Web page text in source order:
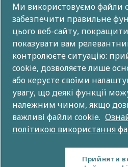
Про нас
Група компаній Atlas Copco
рішення в різних сферах
стиснення, вакуум,
енергетику. Завдяки
брендів ми забезпечуємо
майбутнє.
Ми використовуємо файли
забезпечити правильне
цього веб-сайту,
показувати вам
контролюєте ситуацію:
cookie, дозволяєте лише
або керуєте своїми
увагу, що деякі функції
належним чином, якщо
важливі файли cookie.
політикою використання
Прийняти